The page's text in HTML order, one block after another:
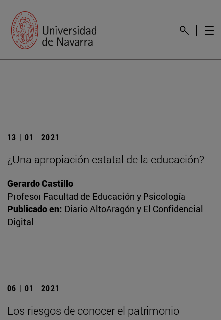
13 | 01 | 2021
¿Una apropiación estatal de la educación?
Gerardo Castillo
Profesor Facultad de Educación y Psicología
Publicado en: Diario AltoAragón y El Confidencial
Digital
06 | 01 | 2021
Los riesgos de conocer el patrimonio